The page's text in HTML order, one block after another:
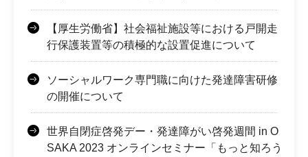
【厚生労働省】社会福祉施設等における戸開走
行保護装置等の積極的な設置促進について
ソーシャルワーク専門職に向けた発達障害研修
の開催について
世界自閉症啓発デー・発達障がい啓発週間 in O
SAKA 2023 オンラインセミナー「もっと知ろう